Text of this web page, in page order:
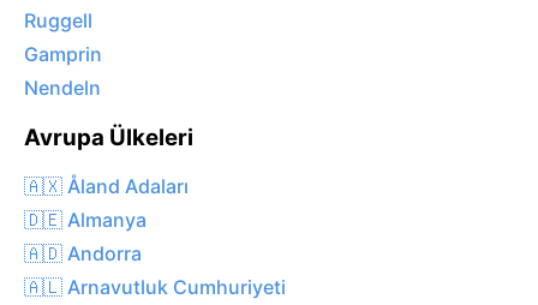
Ruggell
Gamprin
Nendeln
Avrupa Ülkeleri
🇦🇽 Åland Adaları
🇩🇪 Almanya
🇦🇩 Andorra
🇦🇱 Arnavutluk Cumhuriyeti